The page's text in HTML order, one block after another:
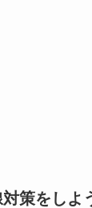
策をしよ